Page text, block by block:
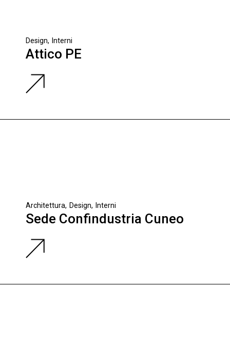
Design Interni
Attico PE
Architettura Design Interni
Sede Confindustria Cuneo